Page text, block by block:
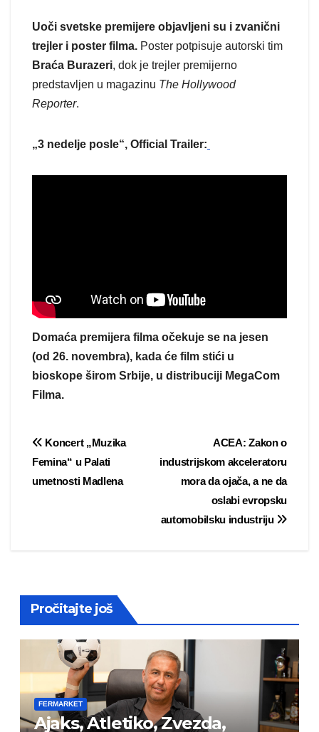
Uoči svetske premijere objavljeni su i zvanični
trejler i poster filma. Poster potpisuje autorski tim
Braća Burazeri, dok je trejler premijerno
predstavljen u magazinu The Hollywood
Reporter.
„3 nedelje posle“, Official Trailer:
Domaća premijera filma očekuje se na jesen
(od 26. novembra), kada će film stići u
bioskope širom Srbije, u distribuciji MegaCom
Filma.
Post
navigation
ACEA: Zakon o
industrijskom akceleratoru
mora da ojača, a ne da
oslabi evropsku
automobilsku industriju
Koncert „Muzika
Femina“ u Palati
umetnosti Madlena
Pročitajte još
FERMARKET
Ajaks, Atletiko, Zvezda,